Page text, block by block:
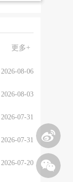
更多+
2026-08-06
2026-08-03
2026-07-31
2026-07-31
2026-07-20